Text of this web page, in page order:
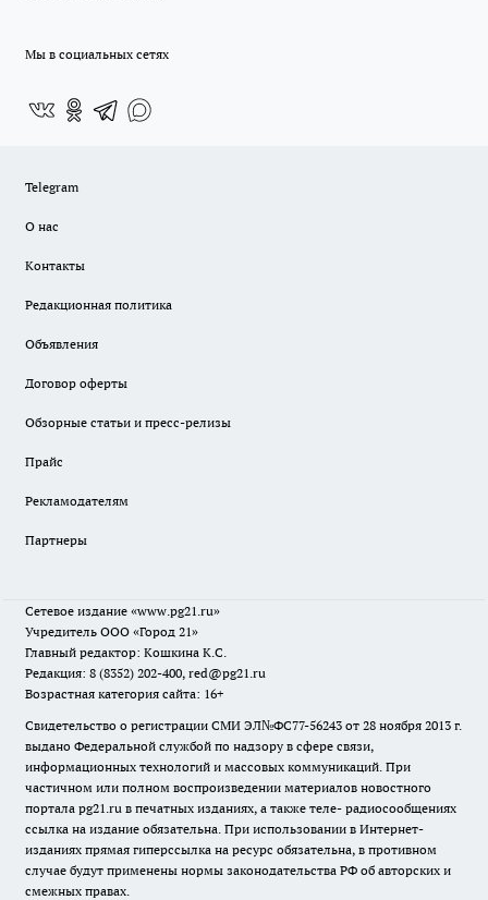
Мы в социальных сетях
Telegram
О нас
Контакты
Редакционная политика
Объявления
Договор оферты
Обзорные статьи и пресс-релизы
Прайс
Рекламодателям
Партнеры
Сетевое издание «www.pg21.ru»
Учредитель ООО «Город 21»
Главный редактор: Кошкина К.С.
Редакция: 8 (8352) 202-400, red@pg21.ru
Возрастная категория сайта: 16+
Свидетельство о регистрации СМИ ЭЛ№ФС77-56243 от 28 ноября 2013 г.
выдано Федеральной службой по надзору в сфере связи,
информационных технологий и массовых коммуникаций. При
частичном или полном воспроизведении материалов новостного
портала pg21.ru в печатных изданиях, а также теле- радиосообщениях
ссылка на издание обязательна. При использовании в Интернет-
изданиях прямая гиперссылка на ресурс обязательна, в противном
случае будут применены нормы законодательства РФ об авторских и
смежных правах.